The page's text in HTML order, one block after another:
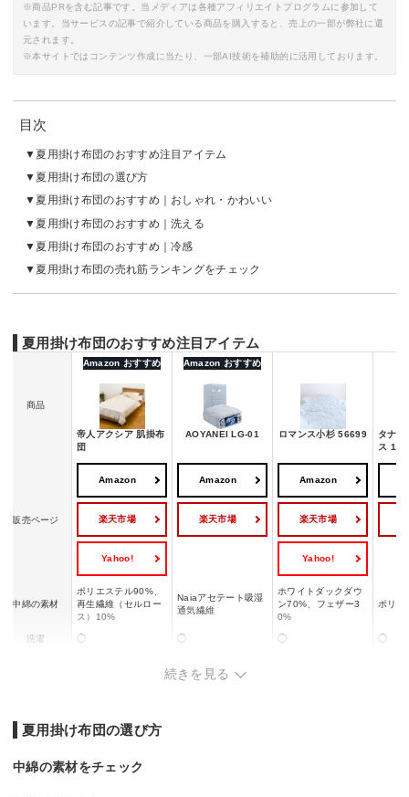
※商品PRを含む記事です。当メディアは各種アフィリエイトプログラムに参加して
います。当サービスの記事で紹介している商品を購入すると、売上の一部が弊社に還
元されます。
※本サイトではコンテンツ作成に当たり、一部AI技術を補助的に活用しております。
目次
夏用掛け布団のおすすめ注目アイテム
夏用掛け布団の選び方
夏用掛け布団のおすすめ｜おしゃれ・かわいい
夏用掛け布団のおすすめ｜洗える
夏用掛け布団のおすすめ｜冷感
夏用掛け布団の売れ筋ランキングをチェック
夏用掛け布団のおすすめ注目アイテム
商品
Amazon おすすめ
帝人アクシア 肌掛布
団
Amazon おすすめ
AOYANEI LG-01 ロマンス小杉 56699
タナカ
ス 12-
販売ページ
Amazon
楽天市場
Yahoo!
Amazon
楽天市場
Amazon
楽天市場
Yahoo!
中綿の素材
ポリエステル90%、
再生繊維（セルロー
ス）10%
Naiaアセテート吸湿
通気繊維
ホワイトダックダウ
ン70%、フェザー3
0%
ポリエ
洗濯 ◯ ◯ ◯ ◯
続きを見る
夏用掛け布団の選び方
中綿の素材をチェック